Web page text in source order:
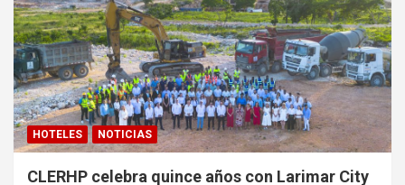
HOTELES NOTICIAS
CLERHP celebra quince años con Larimar City